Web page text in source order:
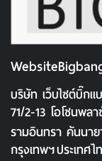
บริษัท เว็บไซต์บิ๊ก
71/2-13 โอโซนพ
รามอินทรา คันนา
กรุงเทพฯประเทศไ